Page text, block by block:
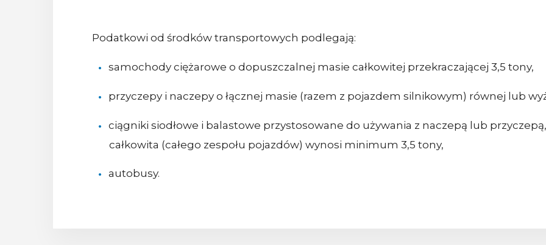
Podatkowi od środków transportowych podlegają:
samochody ciężarowe o dopuszczalnej masie całkowitej przekraczającej 3,5 tony,
przyczepy i naczepy o łącznej masie (razem z pojazdem silnikowym) równej lub
ciągniki siodłowe i balastowe przystosowane do używania z naczepą lub
całkowita (całego zespołu pojazdów) wynosi minimum 3,5 tony,
autobusy.